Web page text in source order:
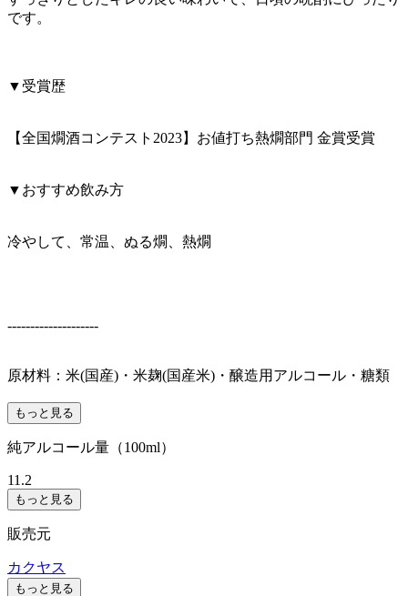
です。
▼受賞歴
【全国燗酒コンテスト2023】お値打ち熱燗部門 金賞受賞
▼おすすめ飲み方
冷やして、常温、ぬる燗、熱燗
--------------------
原材料：米(国産)・米麹(国産米)・醸造用アルコール・糖類
もっと見る
純アルコール量（100ml）
11.2
もっと見る
販売元
カクヤス
もっと見る